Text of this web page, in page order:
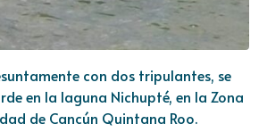
con dos tripulantes, se
en la laguna Nichupté, en la Zona
de Cancún Quintana Roo.